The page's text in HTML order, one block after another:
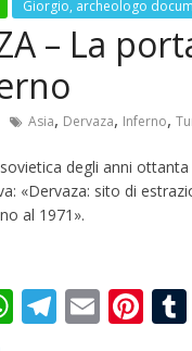
Giorgio, archeologo
– La
Asia, Dervaza, Inferno,
sovietica degli anni
«Dervaza: sito di
al 1971».
W T E Pi